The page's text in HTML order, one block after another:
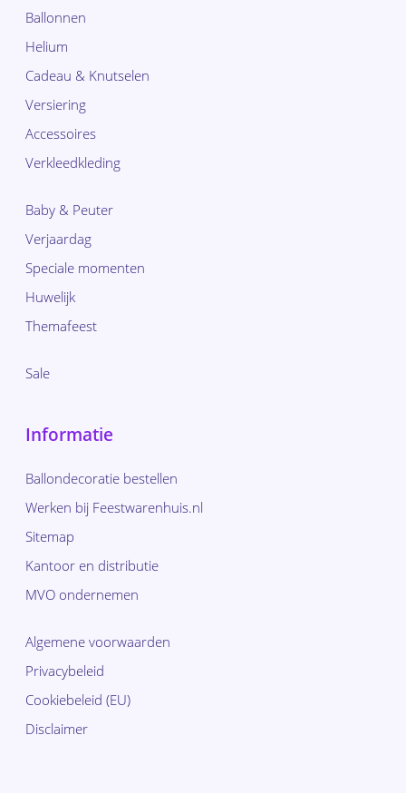
Ballonnen
Helium
Cadeau & Knutselen
Versiering
Accessoires
Verkleedkleding
Baby & Peuter
Verjaardag
Speciale momenten
Huwelijk
Themafeest
Sale
Informatie
Ballondecoratie bestellen
Werken bij Feestwarenhuis.nl
Sitemap
Kantoor en distributie
MVO ondernemen
Algemene voorwaarden
Privacybeleid
Cookiebeleid (EU)
Disclaimer